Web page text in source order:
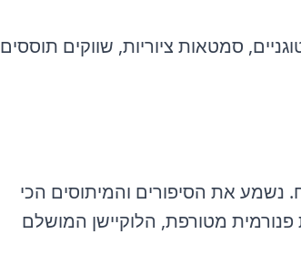
סמטאות ציוריות, שווקים תוססים
נשמע את הסיפורים והמיתוסים הכי
פנורמית מטורפת, הלוקיישן המושלם